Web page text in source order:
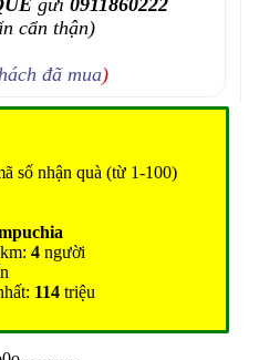
cẩn thận)
đã mua)
số nhận quà (từ 1-100)
4 người
114 triệu